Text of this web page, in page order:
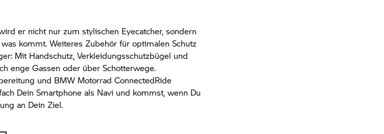
er nicht nur zum stylischen Eyecatcher, sondern
kommt. Weiteres Zubehör für optimalen Schutz
Mit Handschutz, Verkleidungsschutzbügel und
enge Gassen oder über Schotterwege.
und BMW Motorrad ConnectedRide
Dein Smartphone als Navi und kommst, wenn Du
an Dein Ziel.